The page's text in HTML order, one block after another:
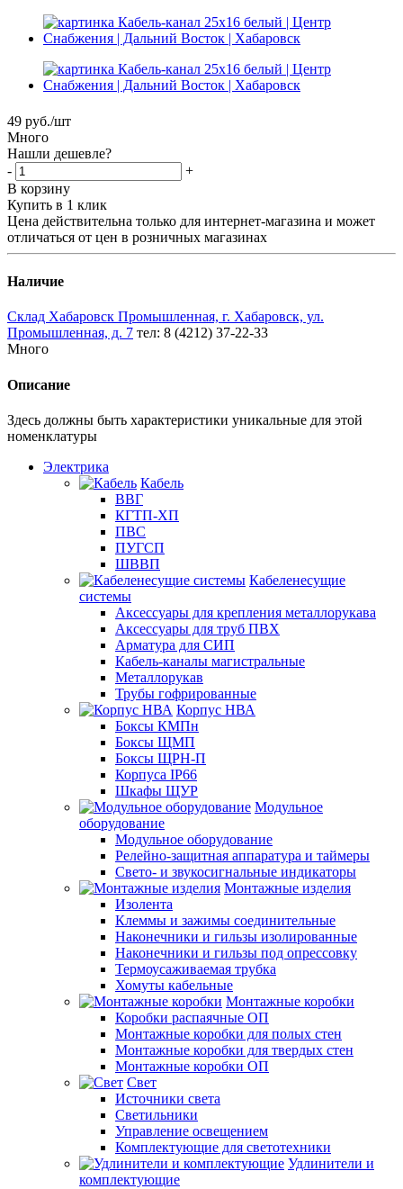
49 руб./шт
Много
Нашли дешевле?
-
+
В корзину
Купить в 1 клик
Цена действительна только для интернет-магазина и может
отличаться от цен в розничных магазинах
Наличие
Склад Хабаровск Промышленная, г. Хабаровск, ул.
Промышленная, д. 7 тел: 8 (4212) 37-22-33
Много
Описание
Здесь должны быть характеристики уникальные для этой
номенклатуры
Электрика
Кабель
ВВГ
КГТП-ХП
ПВС
ПУГСП
ШВВП
Кабеленесущие
системы
Аксессуары для крепления металлорукава
Аксессуары для труб ПВХ
Арматура для СИП
Кабель-каналы магистральные
Металлорукав
Трубы гофрированные
Корпус НВА
Боксы КМПн
Боксы ЩМП
Боксы ЩРН-П
Корпуса IP66
Шкафы ЩУР
Модульное
оборудование
Модульное оборудование
Релейно-защитная аппаратура и таймеры
Свето- и звукосигнальные индикаторы
Монтажные изделия
Изолента
Клеммы и зажимы соединительные
Наконечники и гильзы изолированные
Наконечники и гильзы под опрессовку
Термоусаживаемая трубка
Хомуты кабельные
Монтажные коробки
Коробки распаячные ОП
Монтажные коробки для полых стен
Монтажные коробки для твердых стен
Монтажные коробки ОП
Свет
Источники света
Светильники
Управление освещением
Комплектующие для светотехники
Удлинители и
комплектующие